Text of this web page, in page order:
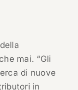
mai. “Gli
di nuove
in